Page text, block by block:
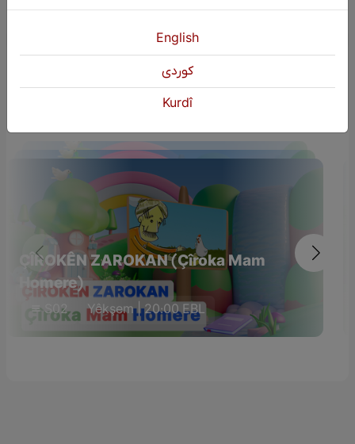
Dûmahîk Bername
ÇÎROKÊN ZAROKAN (Çîroka Mam
Homere)
S02 Yêkşem | 20:00 EBL
English
كوردی
Kurdî